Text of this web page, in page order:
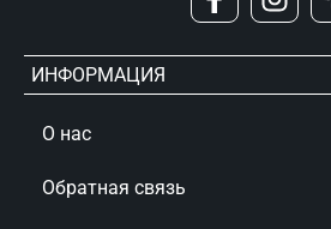
ИНФОРМАЦИЯ
О нас
Обратная связь